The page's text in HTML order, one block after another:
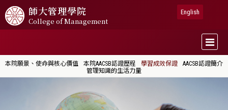
師大管理學院
College of Management
English
本院願景、使命與核心價值 本院AACSB認證歷程 學習成效保證
AACSB認證簡介
管理知識的生活力量